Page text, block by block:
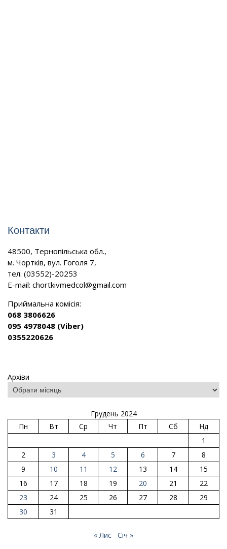
Контакти
48500, Тернопільська обл.,
м. Чортків, вул. Гоголя 7,
тел. (03552)-20253
E-mail: chortkivmedcol@gmail.com
Приймальна комісія:
068 3806626
095 4978048 (Viber)
0355220626
Архіви
Грудень 2024
Пн
Вт Ср Чт Пт Сб
Нд
1
2
3 4 5 6 7
8
9
10 11 12 13 14
15
16
17 18 19 20 21
22
23
24 25 26 27 28
29
30
31
« Лис Січ »